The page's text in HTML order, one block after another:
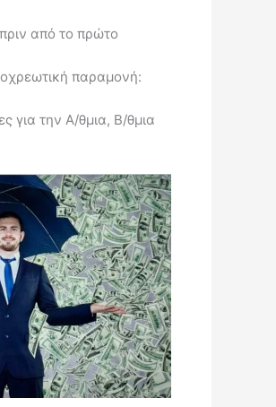
από το πρώτο
παραμονή:
για την Α/θμια, Β/θμια